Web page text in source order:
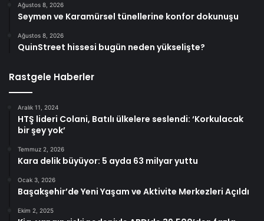
Ağustos 8, 2026
Seymen ve Karamürsel tünellerine konfor dokunuşu
Ağustos 8, 2026
QuinStreet hissesi bugün neden yükselişte?
Rastgele Haberler
Aralık 11, 2024
HTŞ lideri Colani, Batılı ülkelere seslendi: ‘Korkulacak
bir şey yok’
Temmuz 2, 2026
Kara delik büyüyor: 5 ayda 63 milyar yuttu
Ocak 3, 2026
Başakşehir’de Yeni Yaşam ve Aktivite Merkezleri Açıldı
Ekim 2, 2025